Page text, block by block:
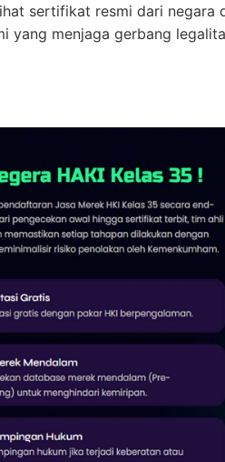
sertifikat resmi dari negara
yang menjaga gerbang